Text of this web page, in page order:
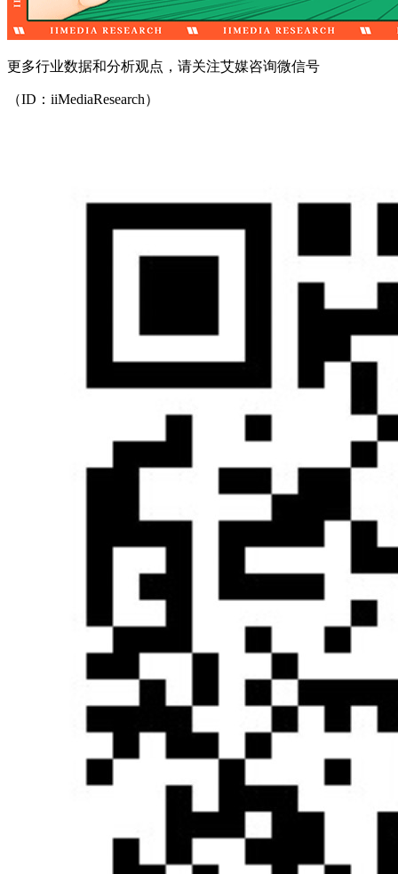
更多行业数据和分析观点，请关注艾媒咨询微信号
（ID：iiMediaResearch）